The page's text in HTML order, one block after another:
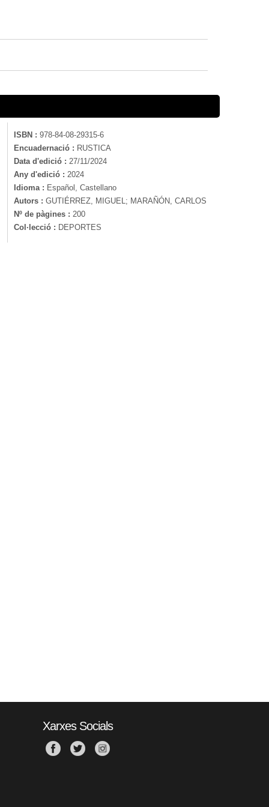
ISBN : 978-84-08-29315-6
Encuadernació : RUSTICA
Data d'edició : 27/11/2024
Any d'edició : 2024
Idioma : Español, Castellano
Autors : GUTIÉRREZ, MIGUEL; MARAÑÓN, CARLOS
Nº de pàgines : 200
Col·lecció : DEPORTES
Xarxes Socials